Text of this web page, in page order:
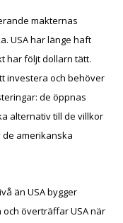
makternas
USA har länge haft
har följt dollarn tätt.
investera och behöver
de öppnas
alternativ till de villkor
de amerikanska
än USA bygger
överträffar USA när